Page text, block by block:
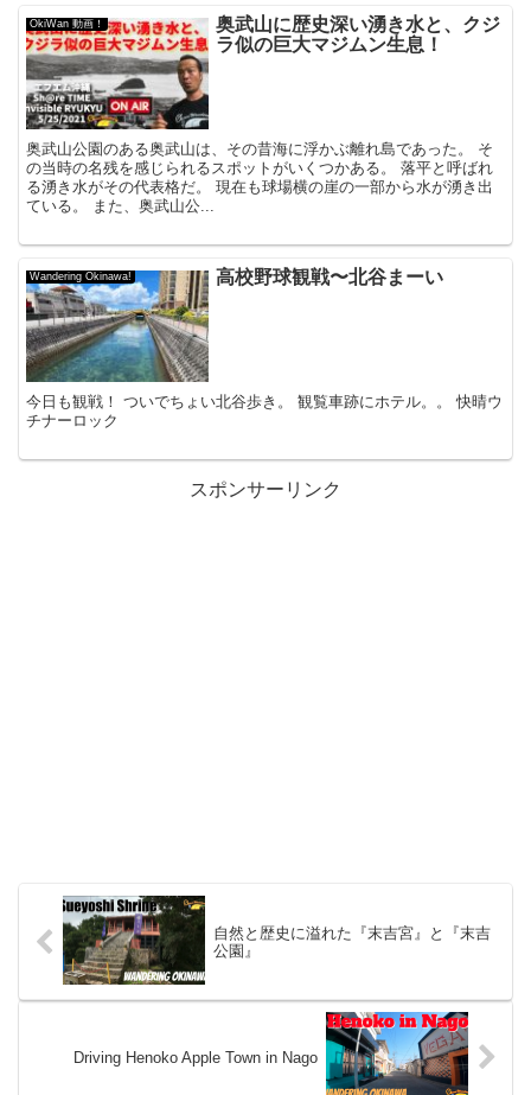
OkiWan 動画！
奥武山に歴史深い湧き水と、クジ
ラ似の巨大マジムン生息！
奥武山公園のある奥武山は、その昔海に浮かぶ離れ島であった。 そ
の当時の名残を感じられるスポットがいくつかある。 落平と呼ばれ
る湧き水がその代表格だ。 現在も球場横の崖の一部から水が湧き出
ている。 また、奥武山公...
Wandering Okinawa! 高校野球観戦〜北谷まーい
今日も観戦！ ついでちょい北谷歩き。 観覧車跡にホテル。。 快晴ウ
チナーロック
スポンサーリンク
自然と歴史に溢れた『末吉宮』と『末吉
公園』
Driving Henoko Apple Town in Nago